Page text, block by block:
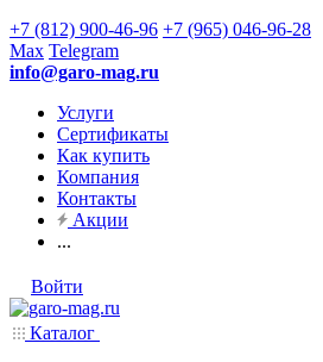
+7 (812) 900-46-96 +7 (965) 046-96-28
Max Telegram
info@garo-mag.ru
Услуги
Сертификаты
Как купить
Компания
Контакты
Акции
...
Войти
Каталог